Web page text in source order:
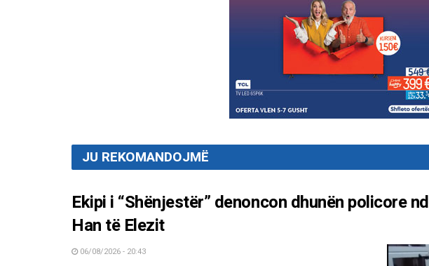
JU REKOMANDOJMË
Ekipi i “Shënjestër” denoncon dhunën policore
Han të Elezit
06/08/2026 - 20:43